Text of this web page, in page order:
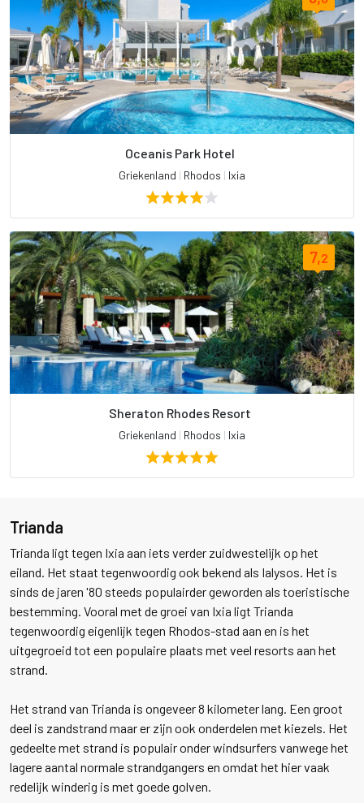
Oceanis Park Hotel
Griekenland | Rhodos | Ixia
7,2
Sheraton Rhodes Resort
Griekenland | Rhodos | Ixia
Trianda
Trianda ligt tegen Ixia aan iets verder zuidwestelijk op het
eiland. Het staat tegenwoordig ook bekend als Ialysos. Het is
sinds de jaren '80 steeds populairder geworden als toeristische
bestemming. Vooral met de groei van Ixia ligt Trianda
tegenwoordig eigenlijk tegen Rhodos-stad aan en is het
uitgegroeid tot een populaire plaats met veel resorts aan het
strand.
Het strand van Trianda is ongeveer 8 kilometer lang. Een groot
deel is zandstrand maar er zijn ook onderdelen met kiezels. Het
gedeelte met strand is populair onder windsurfers vanwege het
lagere aantal normale strandgangers en omdat het hier vaak
redelijk winderig is met goede golven.